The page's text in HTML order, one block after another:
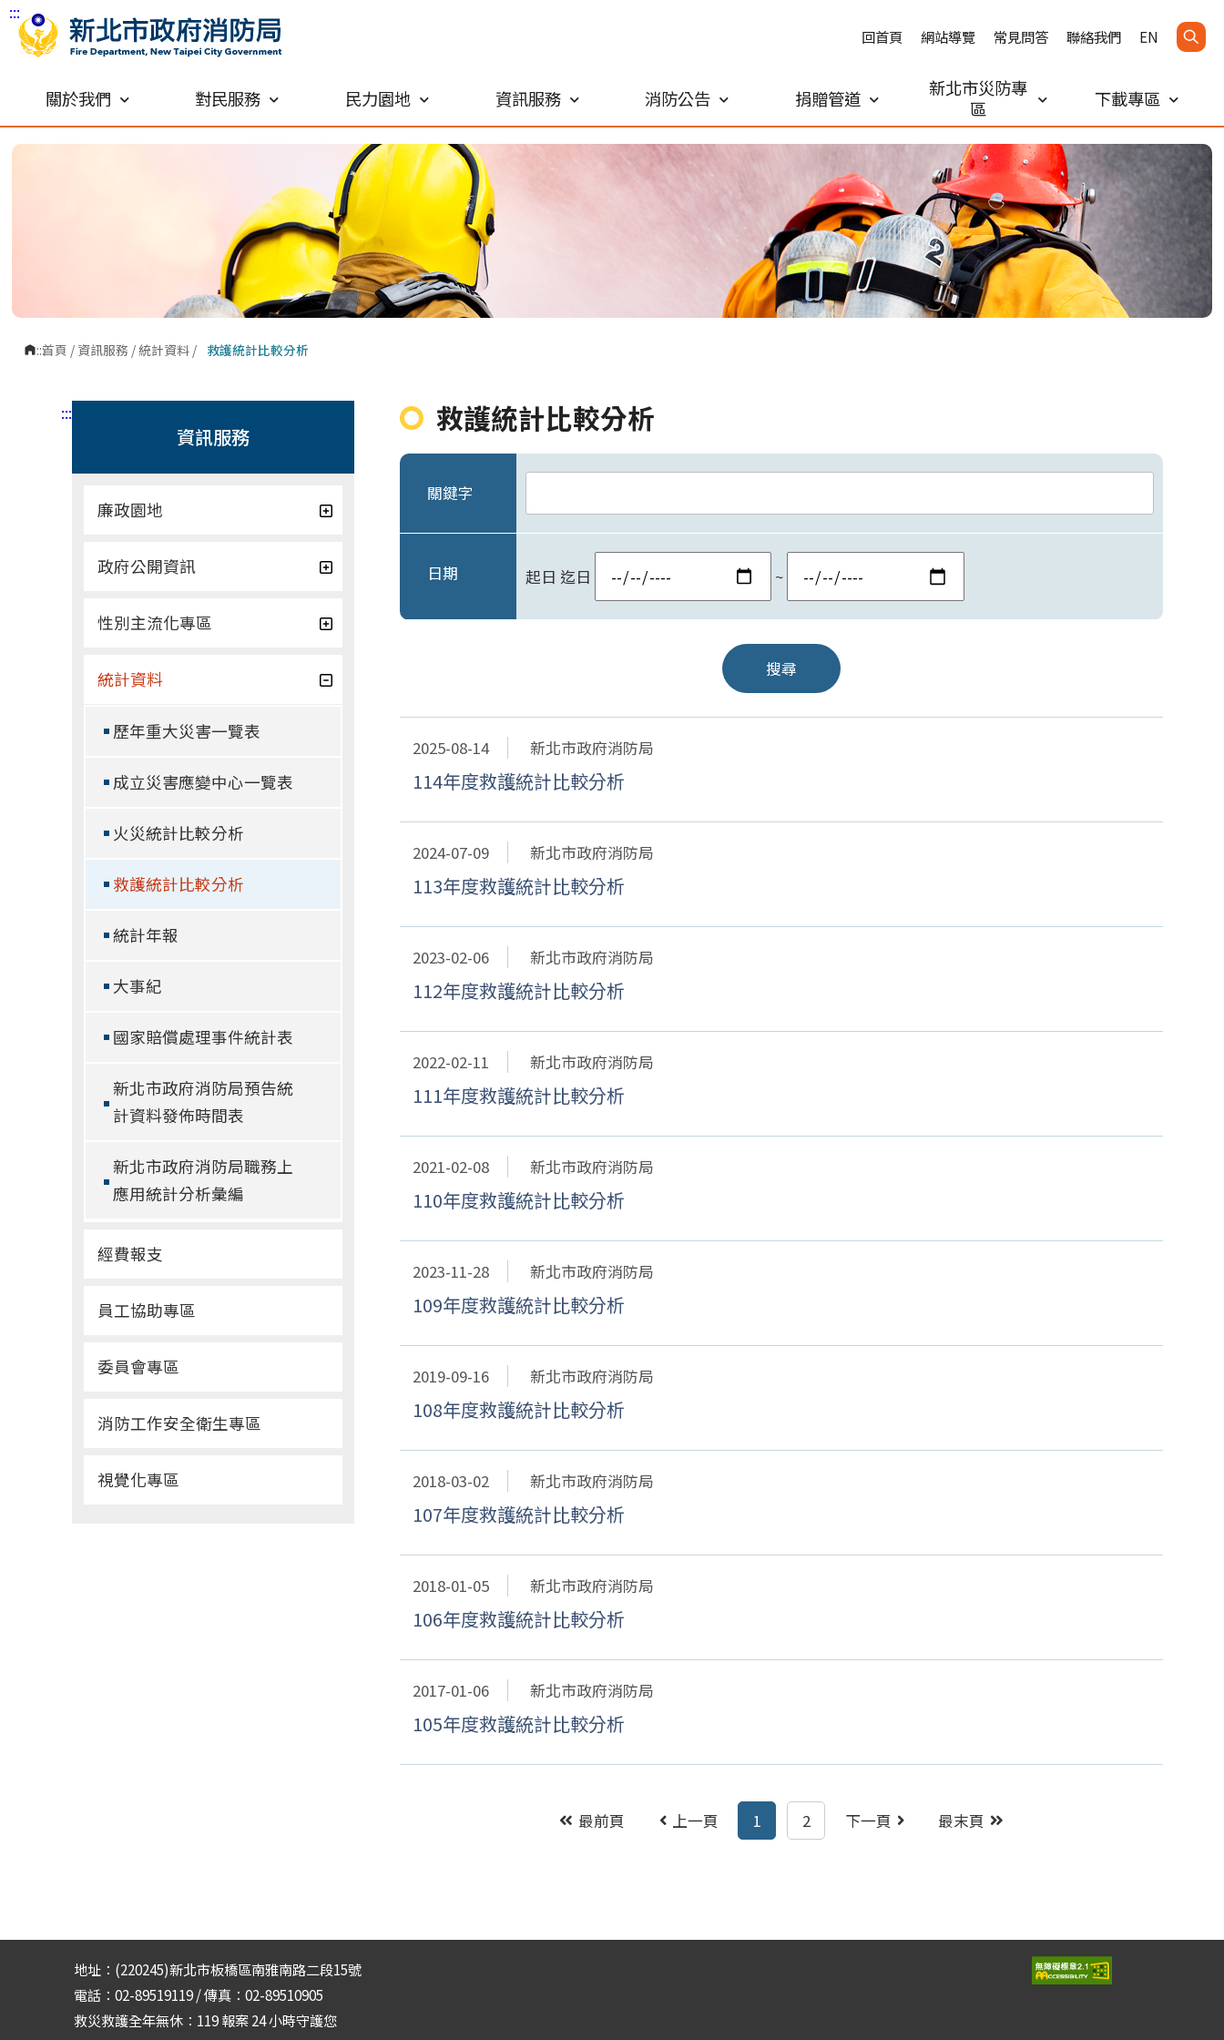
跳到主要內容區塊
:::
回首頁 網站導覽 常見問答 聯絡我們 EN
關於我們 對民服務 民力園地 資訊服務 消防公告 捐贈管道
新北市災防專
區
下載專區
:::首頁 / 資訊服務 / 統計資料/ 救護統計比較分析
:::
資訊服務
廉政園地
政府公開資訊
性別主流化專區
統計資料
歷年重大災害一覽表
成立災害應變中心一覽表
火災統計比較分析
救護統計比較分析
統計年報
大事紀
國家賠償處理事件統計表
新北市政府消防局預告統
計資料發佈時間表
新北市政府消防局職務上
應用統計分析彙編
經費報支
員工協助專區
委員會專區
消防工作安全衛生專區
視覺化專區
救護統計比較分析
關鍵字
日期 起日 迄日 ~
搜尋
2025-08-14 新北市政府消防局
114年度救護統計比較分析
2024-07-09 新北市政府消防局
113年度救護統計比較分析
2023-02-06 新北市政府消防局
112年度救護統計比較分析
2022-02-11 新北市政府消防局
111年度救護統計比較分析
2021-02-08 新北市政府消防局
110年度救護統計比較分析
2023-11-28 新北市政府消防局
109年度救護統計比較分析
2019-09-16 新北市政府消防局
108年度救護統計比較分析
2018-03-02 新北市政府消防局
107年度救護統計比較分析
2018-01-05 新北市政府消防局
106年度救護統計比較分析
2017-01-06 新北市政府消防局
105年度救護統計比較分析
最前頁 上一頁 1 2 下一頁 最末頁
地址：(220245)新北市板橋區南雅南路二段15號
電話：02-89519119 / 傳真：02-89510905
救災救護全年無休：119 報案 24 小時守護您